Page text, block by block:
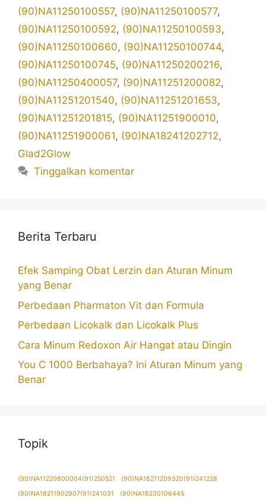
(90)NA11250100557, (90)NA11250100577,
(90)NA11250100592, (90)NA11250100593,
(90)NA11250100660, (90)NA11250100744,
(90)NA11250100745, (90)NA11250200216,
(90)NA11250400057, (90)NA11251200082,
(90)NA11251201540, (90)NA11251201653,
(90)NA11251201815, (90)NA11251900010,
(90)NA11251900061, (90)NA18241202712,
Glad2Glow
Tinggalkan komentar
Berita Terbaru
Efek Samping Obat Lerzin dan Aturan Minum
yang Benar
Perbedaan Pharmaton Vit dan Formula
Perbedaan Licokalk dan Licokalk Plus
Cara Minum Redoxon Air Hangat atau Dingin
You C 1000 Berbahaya? Ini Aturan Minum yang
Benar
Topik
(90)NA11220800004(91)250521
(90)NA18211209320(91)241228
(90)NA18211902907(91)241031
(90)NA18230106445